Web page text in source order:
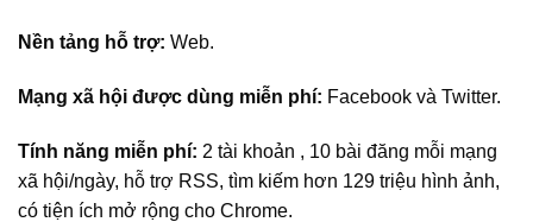
Nền tảng hỗ trợ: Web.
Mạng xã hội được dùng miễn phí: Facebook và Twitter.
Tính năng miễn phí: 2 tài khoản , 10 bài đăng mỗi mạng
xã hội/ngày, hỗ trợ RSS, tìm kiếm hơn 129 triệu hình ảnh,
có tiện ích mở rộng cho Chrome.